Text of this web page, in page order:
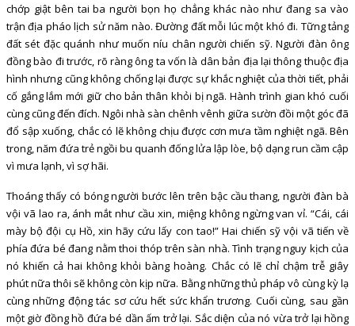
chớp giật bên tai ba người bọn họ chẳng khác nào như đang sa vào
trận địa pháo lịch sử năm nào. Đường đất mỗi lúc một khó đi. Tững tảng
đất sét đặc quánh như muốn níu chân người chiến sỹ. Người đàn ông
đồng bào đi trước, rõ ràng ông ta vốn là dân bản địa lại thông thuộc địa
hình nhưng cũng không chống lại được sự khắc nghiệt của thời tiết, phải
cố gắng lắm mới giữ cho bản thân khỏi bị ngã. Hành trình gian khó cuối
cùng cũng đến đích. Ngôi nhà sàn chênh vênh giữa sườn đồi một góc đã
đổ sập xuống, chắc có lẽ không chịu được cơn mưa tầm nghiệt ngã. Bên
trong, năm đứa trẻ ngồi bu quanh đống lửa lập lòe, bộ dạng run cầm cập
vì mưa lạnh, vì sợ hãi.
Thoáng thấy có bóng người bước lên trên bậc cầu thang, người đàn bà
vội vã lao ra, ánh mắt như cầu xin, miệng không ngừng van vỉ. “Cái, cái
mày bộ đội cụ Hồ, xin hãy cứu lấy con tao!” Hai chiến sỹ vội vã tiến về
phía đứa bé đang nằm thoi thóp trên sàn nhà. Tình trạng nguy kịch của
nó khiến cả hai không khỏi bàng hoàng. Chắc có lẽ chỉ chậm trễ giây
phút nữa thôi sẽ không còn kịp nữa. Bằng những thủ pháp vô cùng kỳ lạ
cùng những động tác sơ cứu hết sức khẩn trương. Cuối cùng, sau gần
một giờ đồng hồ đứa bé dần ấm trở lại. Sắc diện của nó vừa trở lại hồng